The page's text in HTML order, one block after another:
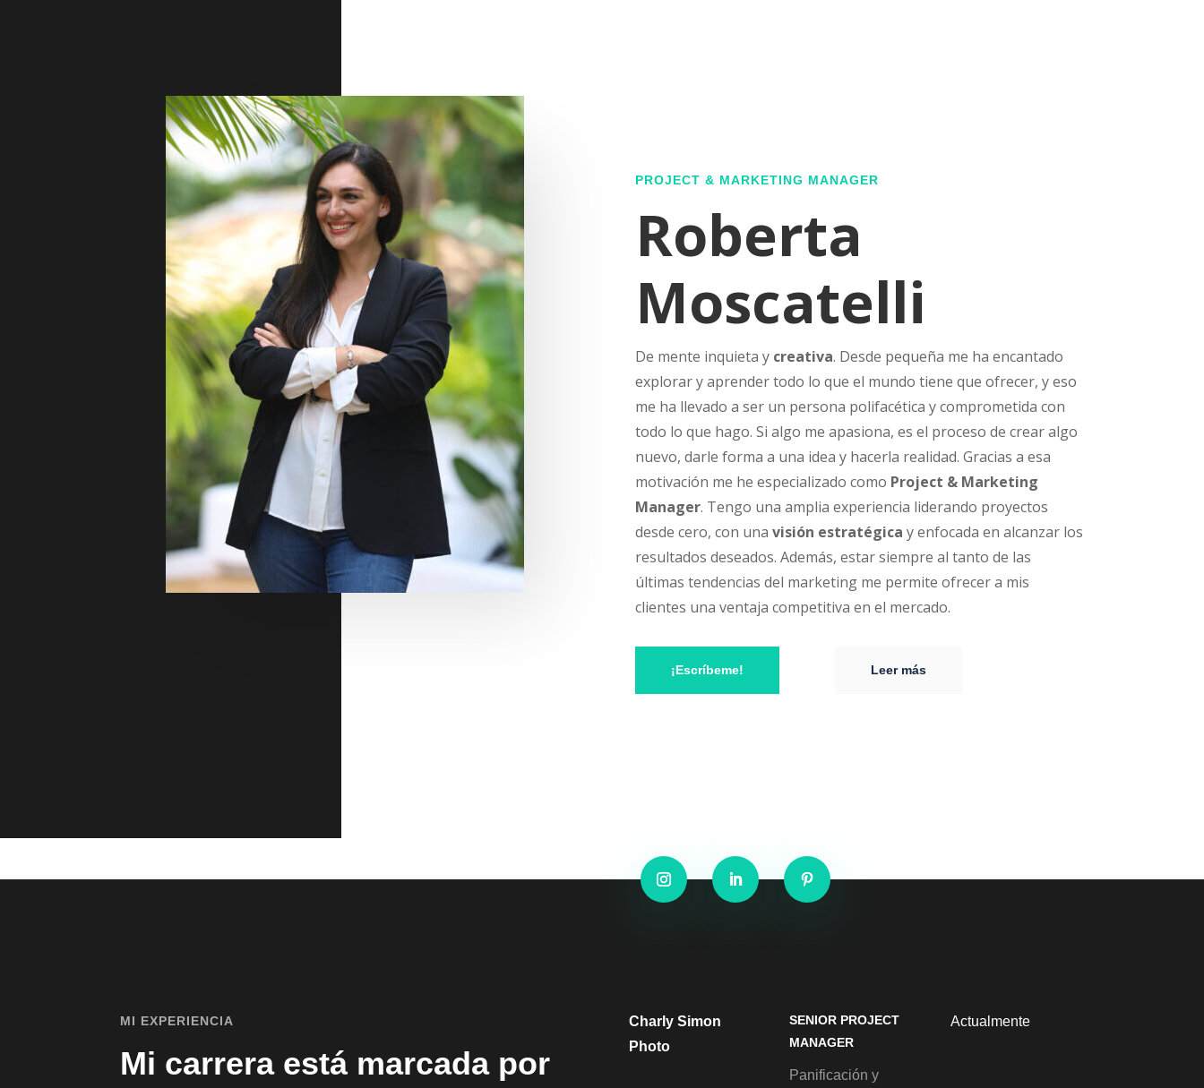
PROJECT & MARKETING MANAGER
Roberta
Moscatelli
De mente inquieta y creativa. Desde pequeña me ha encantado
explorar y aprender todo lo que el mundo tiene que ofrecer, y eso
me ha llevado a ser un persona polifacética y comprometida con
todo lo que hago. Si algo me apasiona, es el proceso de crear algo
nuevo, darle forma a una idea y hacerla realidad. Gracias a esa
motivación me he especializado como Project & Marketing
Manager. Tengo una amplia experiencia liderando proyectos
desde cero, con una visión estratégica y enfocada en alcanzar los
resultados deseados. Además, estar siempre al tanto de las
últimas tendencias del marketing me permite ofrecer a mis
clientes una ventaja competitiva en el mercado.
¡Escríbeme! Leer más
MI EXPERIENCIA
Mi carrera está marcada por
Charly Simon
Photo
SENIOR PROJECT
MANAGER
Panificación y
Actualmente